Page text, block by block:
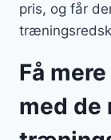
pris, og får
Få
med de